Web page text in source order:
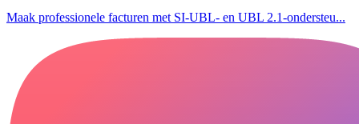
Maak professionele facturen met SI-UBL- en UBL 2.1-ondersteu...